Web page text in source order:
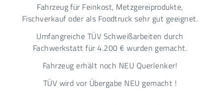
Fahrzeug für Feinkost, Metzgereiprodukte,
Fischverkauf oder als Foodtruck sehr gut geeignet.
Umfangreiche TÜV Schweißarbeiten durch
Fachwerkstatt für 4.200 € wurden gemacht.
Fahrzeug erhält noch NEU Querlenker!
TÜV wird vor Übergabe NEU gemacht !